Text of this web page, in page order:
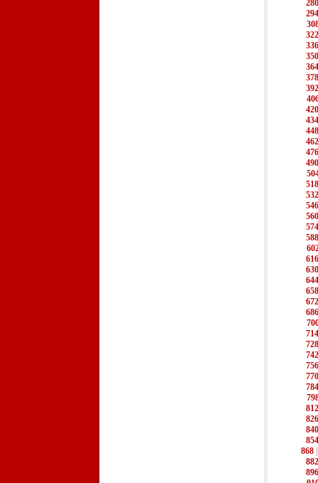
280
294
322
336
350
364
378
392
420
434
448
462
476
490
518
532
546
560
574
588
616
630
644
658
672
686
714
728
742
756
770
784
812
826
840
854
868
882
896